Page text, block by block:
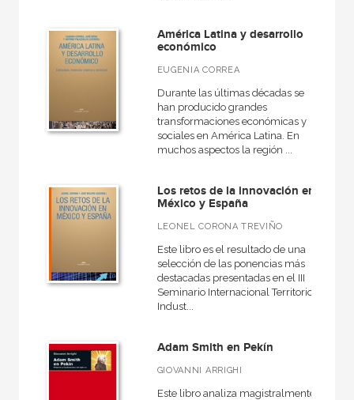
América Latina y desarrollo
económico
EUGENIA CORREA
Durante las últimas décadas se
han producido grandes
transformaciones económicas y
sociales en América Latina. En
muchos aspectos la región ...
Los retos de la innovación en
México y España
LEONEL CORONA TREVIÑO
Este libro es el resultado de una
selección de las ponencias más
destacadas presentadas en el III
Seminario Internacional Territorio,
Indust...
Adam Smith en Pekín
GIOVANNI ARRIGHI
Este libro analiza magistralmente